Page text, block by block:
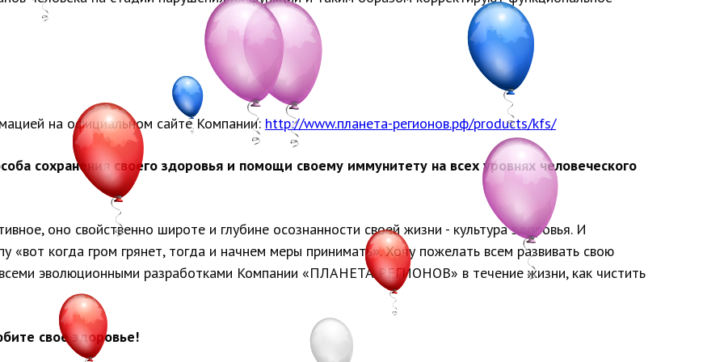
на официальном сайте Компании: http://www.планета-регионов.рф/products/kfs/
сохранения своего здоровья и помощи своему иммунитету на всех уровнях человеческого
оно свойственно широте и глубине осознанности своей жизни - культура здоровья. И
«вот когда гром грянет, тогда и начнем меры принимать». Хочу пожелать всем развивать свою
всеми эволюционными разработками Компании «ПЛАНЕТА РЕГИОНОВ» в течение жизни, как чистить
свое здоровье!